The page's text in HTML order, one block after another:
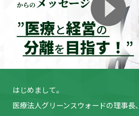
はじめまして。
医療法人グリーンスウォードの理事長